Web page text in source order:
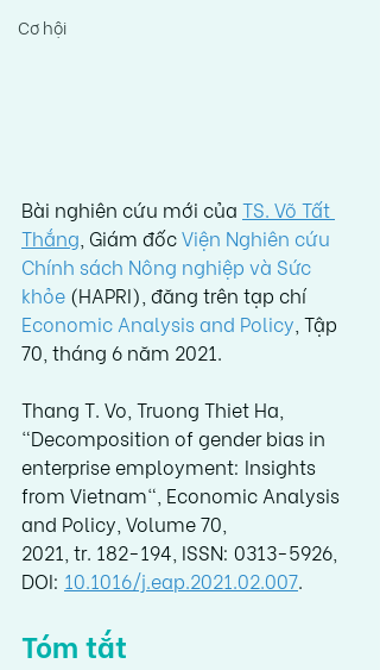
Cơ hội
Bài nghiên cứu mới của TS. Võ Tất
Thắng , Giám đốc Viện Nghiên cứu
Chính sách Nông nghiệp và Sức
khỏe (HAPRI), đăng trên tạp chí
Economic Analysis and Policy , Tập
70, tháng 6 năm 2021.
Thang T. Vo, Truong Thiet Ha,
"Decomposition of gender bias in
enterprise employment: Insights
from Vietnam", Economic Analysis
and Policy, Volume 70,
2021, tr. 182-194, ISSN: 0313-5926,
DOI: 10.1016/j.eap.2021.02.007.
Tóm tắt